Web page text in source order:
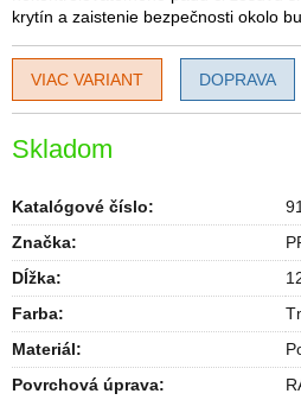
Skladom
krytín a zaistenie bezpečnosti okolo
Katalógové číslo:
Značka:
Dĺžka:
Farba:
Materiál:
Povrchová úprava:
VIAC VARIANT DOPRAVA